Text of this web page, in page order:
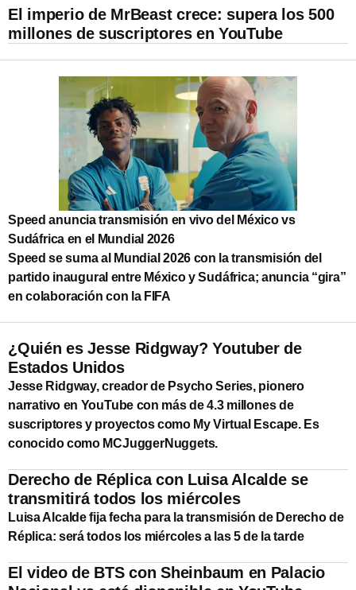
El imperio de MrBeast crece: supera los 500
millones de suscriptores en YouTube
Speed anuncia transmisión en vivo del México vs
Sudáfrica en el Mundial 2026
Speed se suma al Mundial 2026 con la transmisión del
partido inaugural entre México y Sudáfrica; anuncia “gira”
en colaboración con la FIFA
¿Quién es Jesse Ridgway? Youtuber de
Estados Unidos
Jesse Ridgway, creador de Psycho Series, pionero
narrativo en YouTube con más de 4.3 millones de
suscriptores y proyectos como My Virtual Escape. Es
conocido como MCJuggerNuggets.
Derecho de Réplica con Luisa Alcalde se
transmitirá todos los miércoles
Luisa Alcalde fija fecha para la transmisión de Derecho de
Réplica: será todos los miércoles a las 5 de la tarde
El video de BTS con Sheinbaum en Palacio